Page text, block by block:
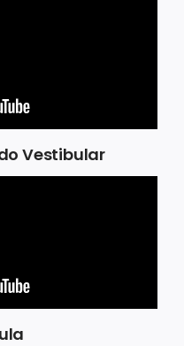
Vestibular